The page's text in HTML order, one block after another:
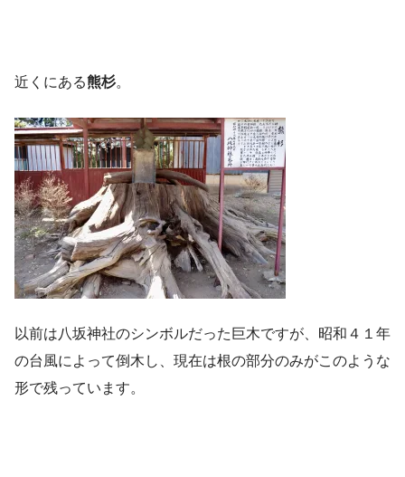
近くにある熊杉。
以前は八坂神社のシンボルだった巨木ですが、昭和４１年
の台風によって倒木し、現在は根の部分のみがこのような
形で残っています。